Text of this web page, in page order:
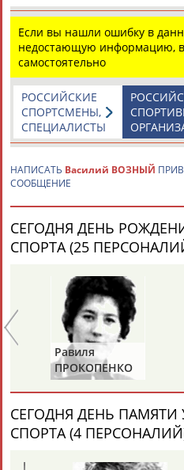
ТАБЛО АКТИВНОСТИ
ЦЕЛИ ПРОЕКТА КОНТАКТЫ
Вопросы сотрудничества и
Стадион, 1998-2026
Разработка и поддержка ООО НАИТ
Подпишись
Если вы нашли ошибку в
недостающую информацию,
самостоятельно
РОССИЙСКИЕ
СПОРТСМЕНЫ,
СПЕЦИАЛИСТЫ
НАПИСАТЬ Василий ВОЗНЫЙ
СООБЩЕНИЕ
СЕГОДНЯ ДЕНЬ
СПОРТА (25
Равиля
ПРОКОПЕНКО
(САЛИМОВА)
СЕГОДНЯ ДЕНЬ
СПОРТА (4